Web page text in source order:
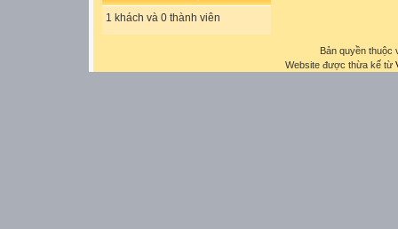
1 khách và 0 thành viên
Bản quyền thuộc
Website được thừa kế từ